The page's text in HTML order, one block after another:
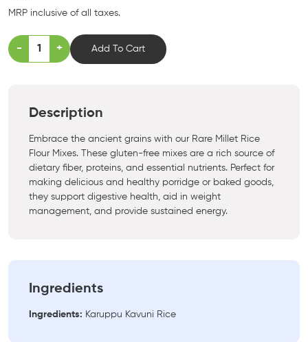
MRP inclusive of all taxes.
- + Add To Cart
Description
Embrace the ancient grains with our Rare Millet Rice
Flour Mixes. These gluten-free mixes are a rich source of
dietary fiber, proteins, and essential nutrients. Perfect for
making delicious and healthy porridge or baked goods,
they support digestive health, aid in weight
management, and provide sustained energy.
Ingredients
Ingredients: Karuppu Kavuni Rice